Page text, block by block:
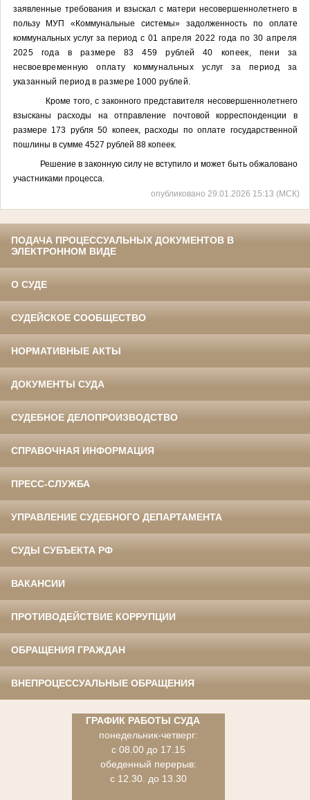
заявленные требования и взыскал с матери несовершеннолетнего в
пользу МУП «Коммунальные системы» задолженность по оплате
коммунальных услуг за период с 01 апреля 2022 года по 30 апреля
2025 года в размере 83 459 рублей 40 копеек, пени за
несвоевременную оплату коммунальных услуг за период за
указанный период в размере 1000 рублей.
Кроме того, с законного представителя несовершеннолетнего
взысканы расходы на отправление почтовой корреспонденции в
размере 173 рубля 50 копеек, расходы по оплате государственной
пошлины в сумме 4527 рублей 88 копеек.
Решение в законную силу не вступило и может быть обжаловано
участниками процесса.
опубликовано 29.01.2026 15:13 (МСК)
ПОДАЧА ПРОЦЕССУАЛЬНЫХ ДОКУМЕНТОВ В
ЭЛЕКТРОННОМ ВИДЕ
О СУДЕ
СУДЕЙСКОЕ СООБЩЕСТВО
НОРМАТИВНЫЕ АКТЫ
ДОКУМЕНТЫ СУДА
СУДЕБНОЕ ДЕЛОПРОИЗВОДСТВО
СПРАВОЧНАЯ ИНФОРМАЦИЯ
ПРЕСС-СЛУЖБА
УПРАВЛЕНИЕ СУДЕБНОГО ДЕПАРТАМЕНТА
СУДЫ СУБЪЕКТА РФ
ВАКАНСИИ
ПРОТИВОДЕЙСТВИЕ КОРРУПЦИИ
ОБРАЩЕНИЯ ГРАЖДАН
ВНЕПРОЦЕССУАЛЬНЫЕ ОБРАЩЕНИЯ
ГРАФИК РАБОТЫ СУДА
понедельник-четверг:
с 08.00 до 17.15
обеденный перерыв:
с 12.30. до 13.30